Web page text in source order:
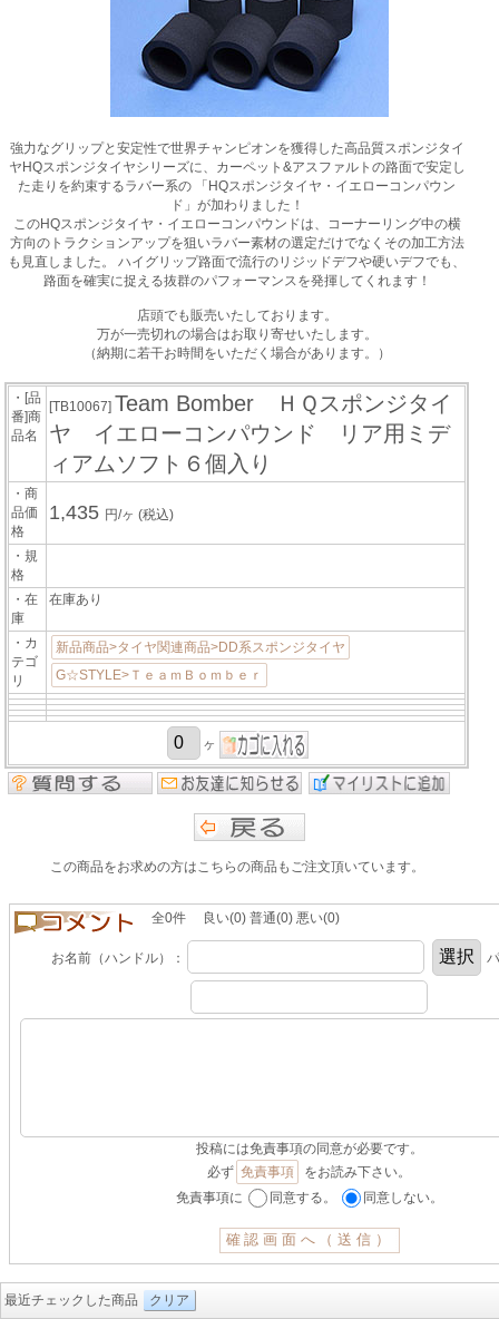
強力なグリップと安定性で世界チャンピオンを獲得した高品質スポンジタイ
ヤHQスポンジタイヤシリーズに、カーペット&アスファルトの路面で安定し
た走りを約束するラバー系の 「HQスポンジタイヤ・イエローコンパウン
ド」が加わりました！
このHQスポンジタイヤ・イエローコンパウンドは、コーナーリング中の横
方向のトラクションアップを狙いラバー素材の選定だけでなくその加工方法
も見直しました。 ハイグリップ路面で流行のリジッドデフや硬いデフでも、
路面を確実に捉える抜群のパフォーマンスを発揮してくれます！
店頭でも販売いたしております。
万が一売切れの場合はお取り寄せいたします。
（納期に若干お時間をいただく場合があります。）
・[品
番]商
品名
[TB10067] Team Bomber ＨＱスポンジタイ
ヤ イエローコンパウンド リア用ミデ
ィアムソフト６個入り
・商
品価
格
1,435 円/ヶ(税込)
・規
格
・在
庫
在庫あり
・カ
テゴ
リ
新品商品>タイヤ関連商品>DD系スポンジタイヤ
G☆STYLE>ＴｅａｍＢｏｍｂｅｒ
ヶ
この商品をお求めの方はこちらの商品もご注文頂いています。
全0件 良い(0) 普通(0) 悪い(0)
お名前（ハンドル）：
投稿には免責事項の同意が必要です。
必ず 免責事項
をお読み下さい。
免責事項に
同意する。 同意しない。
最近チェックした商品 クリア